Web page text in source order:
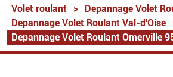
Volet roulant > Depannage Volet
Depannage Volet Roulant Val-d'Oise
Depannage Volet Roulant Omerville